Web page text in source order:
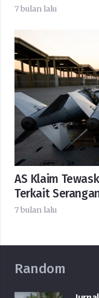
7 bulan lalu
AS Klaim
Terkait
7 bulan lalu
Random